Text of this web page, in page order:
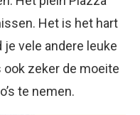
Het is het hart
je vele andere leuke
zeker de moeite
te nemen.